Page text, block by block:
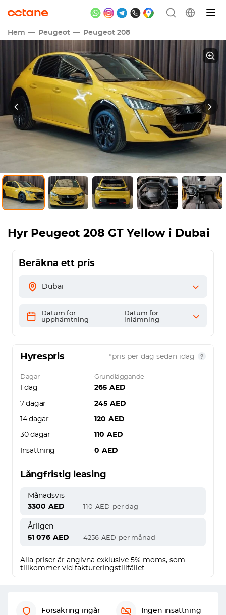
Hem Peugeot Peugeot 208
Hyr Peugeot 208 GT Yellow i Dubai
Beräkna ett pris
Dubai
Datum för
upphämtning
- Datum för
inlämning
Hyrespris *pris per dag sedan idag
Dagar Grundläggande
1 dag 265 AED
7 dagar 245 AED
14 dagar 120 AED
30 dagar 110 AED
Insättning 0 AED
Långfristig leasing
Månadsvis
3300 AED 110 AED per dag
Årligen
51 076 AED 4256 AED per månad
Alla priser är angivna exklusive 5% moms, som
tillkommer vid faktureringstillfället.
Försäkring ingår Ingen insättning